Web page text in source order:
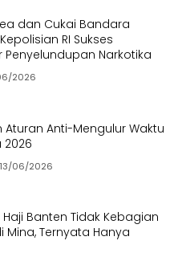
dan Cukai Bandara
RI Sukses
Narkotika
2026
Aturan Anti-Mengulur Waktu
2026
13/06/2026
Banten Tidak Kebagian
Mina, Ternyata Hanya